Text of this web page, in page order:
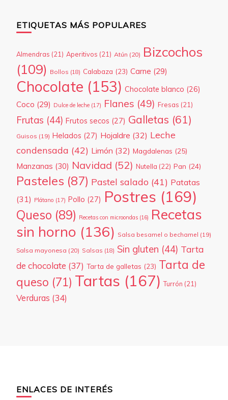
ETIQUETAS MÁS POPULARES
Almendras (21) Aperitivos (21) Atún (20) Bizcochos
(109) Bollos (18) Calabaza (23) Carne (29)
Chocolate (153) Chocolate blanco (26)
Coco (29) Dulce de leche (17) Flanes (49) Fresas (21)
Frutas (44) Frutos secos (27) Galletas (61)
Guisos (19) Helados (27) Hojaldre (32) Leche
condensada (42) Limón (32) Magdalenas (25)
Manzanas (30) Navidad (52) Nutella (22) Pan (24)
Pasteles (87) Pastel salado (41) Patatas
(31) Plátano (17) Pollo (27) Postres (169)
Queso (89) Recetas con microondas (16) Recetas
sin horno (136) Salsa besamel o bechamel (19)
Salsa mayonesa (20) Salsas (18) Sin gluten (44) Tarta
de chocolate (37) Tarta de galletas (23) Tarta de
queso (71) Tartas (167) Turrón (21)
Verduras (34)
ENLACES DE INTERÉS